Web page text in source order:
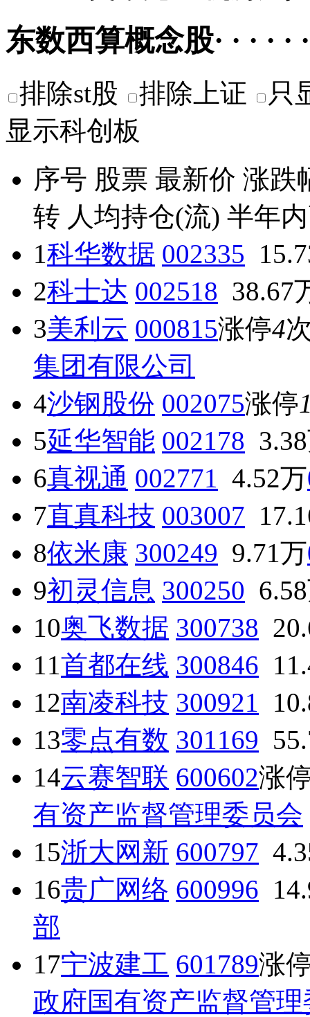
东数西算概念股· · · · · ·
排除st股 排除上证
只
显示科创板
序号 股票 最新价 涨跌
转 人均持仓(流) 半年
1科华数据 002335
2科士达 002518 38.67
3美利云 000815涨停4
集团有限公司
4沙钢股份 002075涨停
5延华智能 002178
6真视通 002771 4.52万
7直真科技 003007
8依米康 300249 9.71万
9初灵信息 300250
10奥飞数据 300738
11首都在线 300846
12南凌科技 300921
13零点有数 301169
14云赛智联 600602涨
有资产监督管理委员会
15浙大网新 600797
16贵广网络 600996
部
17宁波建工 601789涨
政府国有资产监督管